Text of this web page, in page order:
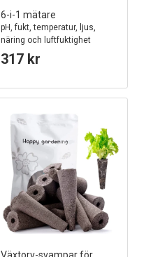
6-i-1 mätare
pH, fukt, temperatur, ljus,
näring och luftfuktighet
317 kr